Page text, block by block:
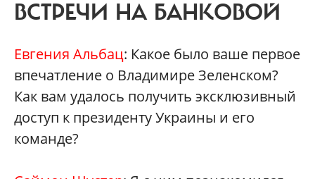
ВСТРЕЧИ НА БАНКОВОЙ
Евгения Альбац: Какое было ваше первое
впечатление о Владимире Зеленском?
Как вам удалось получить эксклюзивный
доступ к президенту Украины и его
команде?